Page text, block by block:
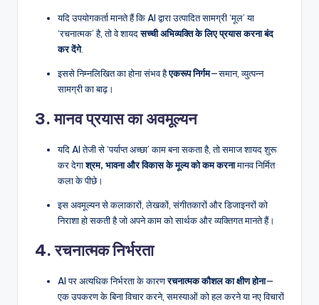
यदि उपयोगकर्ता मानते हैं कि AI द्वारा उत्पादित सामग्री ‘मूल’ या
‘रचनात्मक’ है, तो वे शायदसच्ची अभिव्यक्ति के लिए प्रयास करना बंद
कर देंगे.
इससे निम्नलिखित का होना संभव हैएकरूप निर्गम—समान, व्युत्पन्न
सामग्री का बाढ़।
3.मानव प्रयास का अवमूल्यन
यदि AI तेजी से ‘पर्याप्त अच्छा’ काम बना सकता है, तो समाज शायद शुरू
कर देगाश्रम, भावना और विकास के मूल्य को कम करनामानव निर्मित
कला के पीछे।
इस अवमूल्यन से कलाकारों, लेखकों, संगीतकारों और डिजाइनरों को
निराशा हो सकती है जो अपने काम को सार्थक और व्यक्तिगत मानते हैं।
4.रचनात्मक निर्भरता
AI पर अत्यधिक निर्भरता के कारणरचनात्मक कौशल का क्षीण होना—
एक उपकरण के बिना विचार करने, समस्याओं को हल करने या नए विचारों